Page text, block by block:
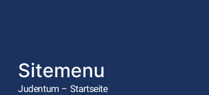
Sitemenu
Judentum – Startseite